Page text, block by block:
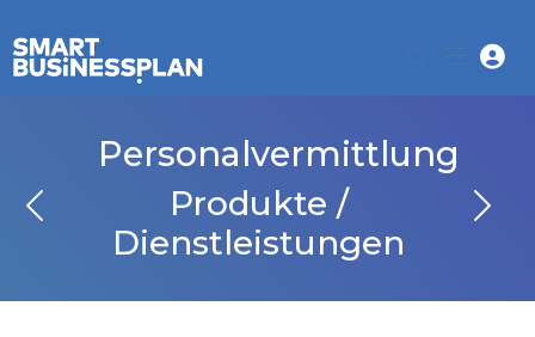
Personalvermittlung
Produkte /
Dienstleistungen